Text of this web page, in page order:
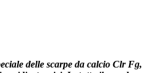
delle scarpe da calcio Clr Fg,